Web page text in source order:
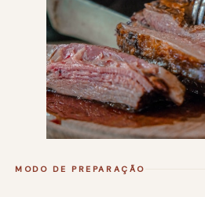
MODO DE PREPARAÇÃO